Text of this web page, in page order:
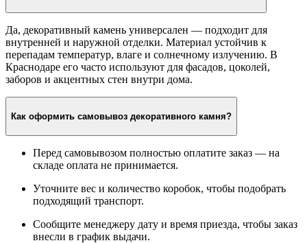
Да, декоративный камень универсален — подходит для
внутренней и наружной отделки. Материал устойчив к
перепадам температур, влаге и солнечному излучению. В
Краснодаре его часто используют для фасадов, цоколей,
заборов и акцентных стен внутри дома.
Как оформить самовывоз декоративного камня?
Перед самовывозом полностью оплатите заказ — на
складе оплата не принимается.
Уточните вес и количество коробок, чтобы подобрать
подходящий транспорт.
Сообщите менеджеру дату и время приезда, чтобы заказ
внесли в график выдачи.